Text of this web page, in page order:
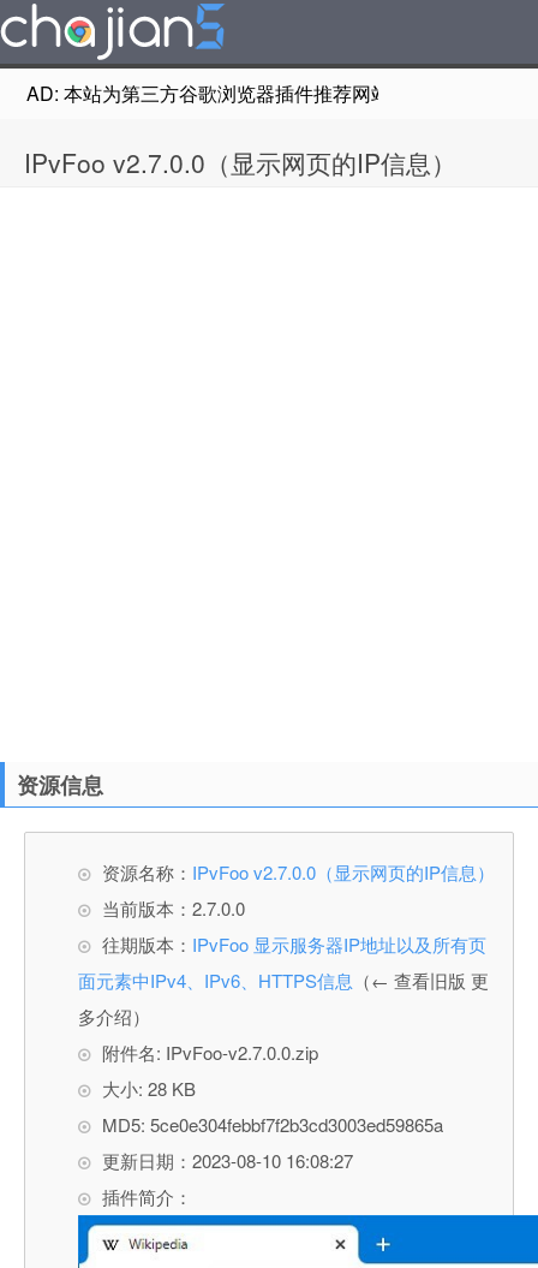
AD: 本站为第三方谷歌浏览器插件推荐网站，非Google
IPvFoo v2.7.0.0（显示网页的IP信息）
资源信息
资源名称： IPvFoo v2.7.0.0（显示网页的IP信息）
当前版本：2.7.0.0
往期版本： IPvFoo 显示服务器IP地址以及所有页
面元素中IPv4、IPv6、HTTPS信息 （← 查看旧版 更
多介绍）
附件名: IPvFoo-v2.7.0.0.zip
大小: 28 KB
MD5: 5ce0e304febbf7f2b3cd3003ed59865a
更新日期：2023-08-10 16:08:27
插件简介：